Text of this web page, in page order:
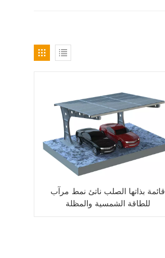
قائمة بذاتها الصلب ناتئ نمط مرآب
للطاقة الشمسية والمظلة